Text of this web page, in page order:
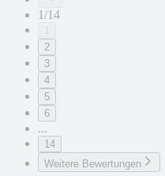
1/14
2
3
4
5
6
...
14
Weitere Bewertungen